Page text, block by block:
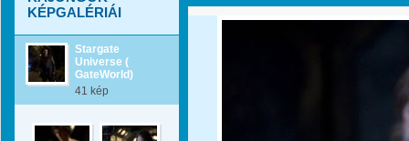
KÉPGALÉRIÁI
Stargate
Universe (
GateWorld)
41 kép